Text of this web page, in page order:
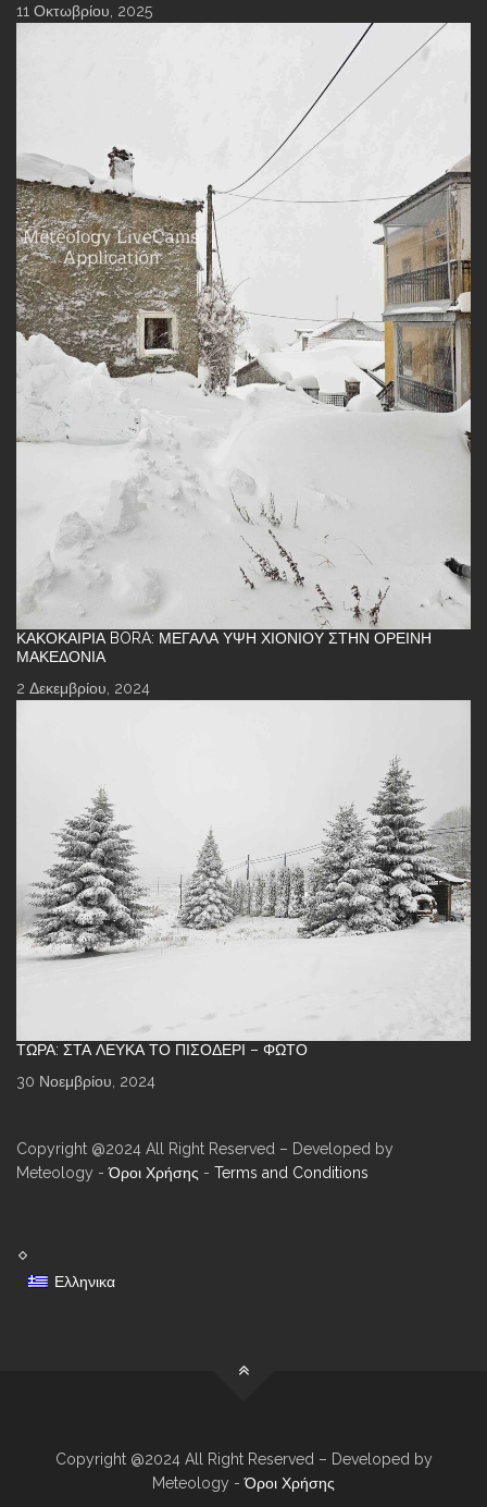
11 Οκτωβρίου, 2025
ΚΑΚΟΚΑΙΡΊΑ BORA: ΜΕΓΆΛΑ ΎΨΗ ΧΙΟΝΙΟΎ ΣΤΗΝ ΟΡΕΙΝΉ
ΜΑΚΕΔΟΝΊΑ
2 Δεκεμβρίου, 2024
ΤΏΡΑ: ΣΤΑ ΛΕΥΚΆ ΤΟ ΠΙΣΟΔΈΡΙ – ΦΩΤΌ
30 Νοεμβρίου, 2024
Copyright @2024 All Right Reserved – Developed by
Meteology -Όροι Χρήσης - Terms and Conditions
Ελληνικα
Copyright @2024 All Right Reserved – Developed by
Meteology -Όροι Χρήσης